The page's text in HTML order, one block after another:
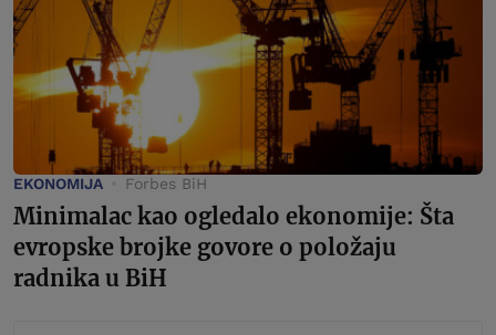
EKONOMIJA Forbes BiH
Minimalac kao ogledalo ekonomije: Šta
evropske brojke govore o položaju
radnika u BiH